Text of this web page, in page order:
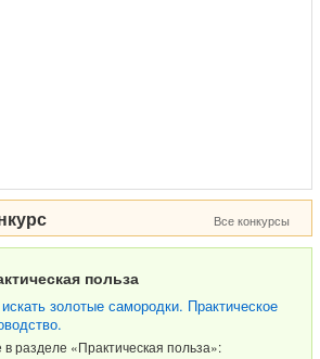
Все конкурсы
польза
золотые самородки. Практическое
разделе «Практическая польза»: